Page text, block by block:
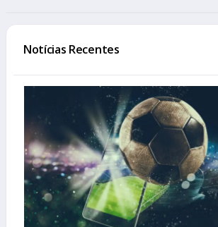
Notícias Recentes